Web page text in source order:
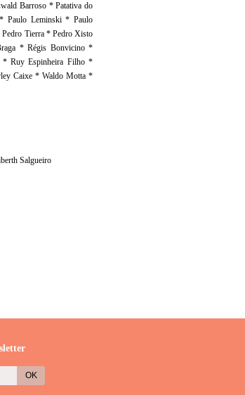
Barroso * Patativa do
Paulo Leminski * Paulo
Pedro Tierra * Pedro Xisto
* Régis Bonvicino *
* Ruy Espinheira Filho *
Caixe * Waldo Motta *
Salgueiro